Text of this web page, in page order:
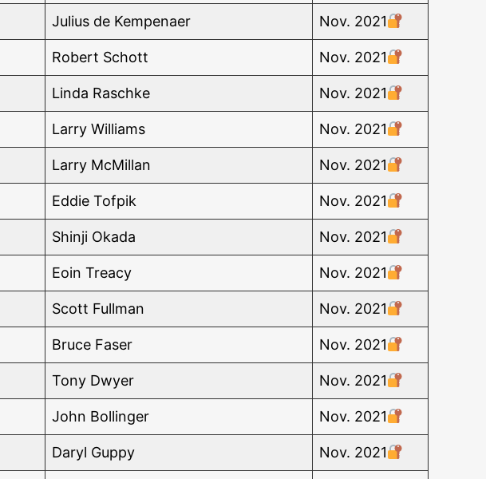
Juli­us de Kempenaer Nov. 2021
Robert Schott Nov. 2021
Lin­da Raschke Nov. 2021
Lar­ry Williams Nov. 2021
Lar­ry McMillan Nov. 2021
Eddie Tof­pik Nov. 2021
Shin­ji Okada Nov. 2021
Eoin Tre­acy Nov. 2021
Scott Full­man Nov. 2021
Bruce Faser Nov. 2021
Tony Dwy­er Nov. 2021
John Bol­lin­ger Nov. 2021
Daryl Gup­py Nov. 2021